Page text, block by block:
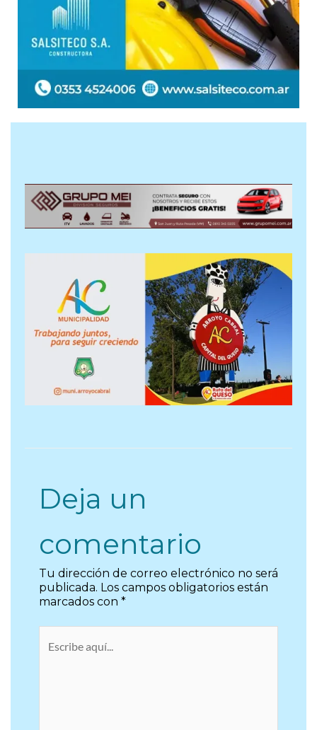
Deja un
comentario
Tu dirección de correo electrónico no será
publicada. Los campos obligatorios están
marcados con *